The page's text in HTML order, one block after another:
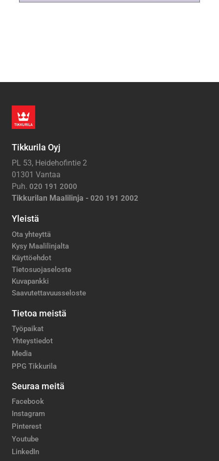
Tikkurila Oyj
PL 53, Heidehofintie 2
01301 Vantaa
Puh. 020 191 2000
Tikkurilan Maalilinja - 020 191 2002
Yleistä
Ota yhteyttä
Kysy Maalilinjalta
Käyttöehdot
Tietosuojaseloste
Kuvapankki
Saavutettavuusseloste
Tietoa meistä
Työpaikat
Yhteystiedot
Media
PPG Tikkurila
Seuraa meitä
Facebook
Instagram
Pinterest
Youtube
LinkedIn